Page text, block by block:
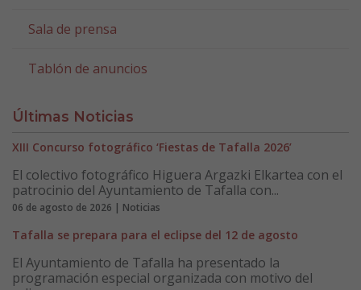
Sala de prensa
Tablón de anuncios
Últimas Noticias
XIII Concurso fotográfico ‘Fiestas de Tafalla 2026’
El colectivo fotográfico Higuera Argazki Elkartea con el
patrocinio del Ayuntamiento de Tafalla con...
06 de agosto de 2026 | Noticias
Tafalla se prepara para el eclipse del 12 de agosto
El Ayuntamiento de Tafalla ha presentado la
programación especial organizada con motivo del